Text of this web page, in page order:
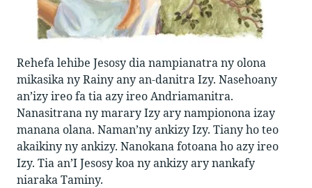
Rehefa lehibe Jesosy dia nampianatra ny olona
mikasika ny Rainy any an-danitra Izy. Nasehoany
an’izy ireo fa tia azy ireo Andriamanitra.
Nanasitrana ny marary Izy ary nampionona izay
manana olana. Naman’ny ankizy Izy. Tiany ho teo
akaikiny ny ankizy. Nanokana fotoana ho azy ireo
Izy. Tia an’I Jesosy koa ny ankizy ary nankafy
niaraka Taminy.